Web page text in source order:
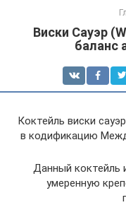
Виски Сауэр
баланс
Коктейль виски
в кодификацию
Данный коктейль
умеренную